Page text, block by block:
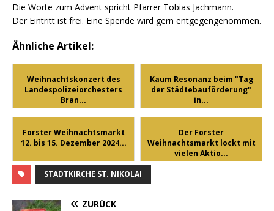
Die Worte zum Advent spricht Pfarrer Tobias Jachmann.
Der Eintritt ist frei. Eine Spende wird gern entgegengenommen.
Ähnliche Artikel:
Weihnachtskonzert des
Landespolizeiorchesters
Bran...
Kaum Resonanz beim "Tag
der Städtebauförderung"
in...
Forster Weihnachtsmarkt
12. bis 15. Dezember 2024...
Der Forster
Weihnachtsmarkt lockt mit
vielen Aktio...
STADTKIRCHE ST. NIKOLAI
ZURÜCK